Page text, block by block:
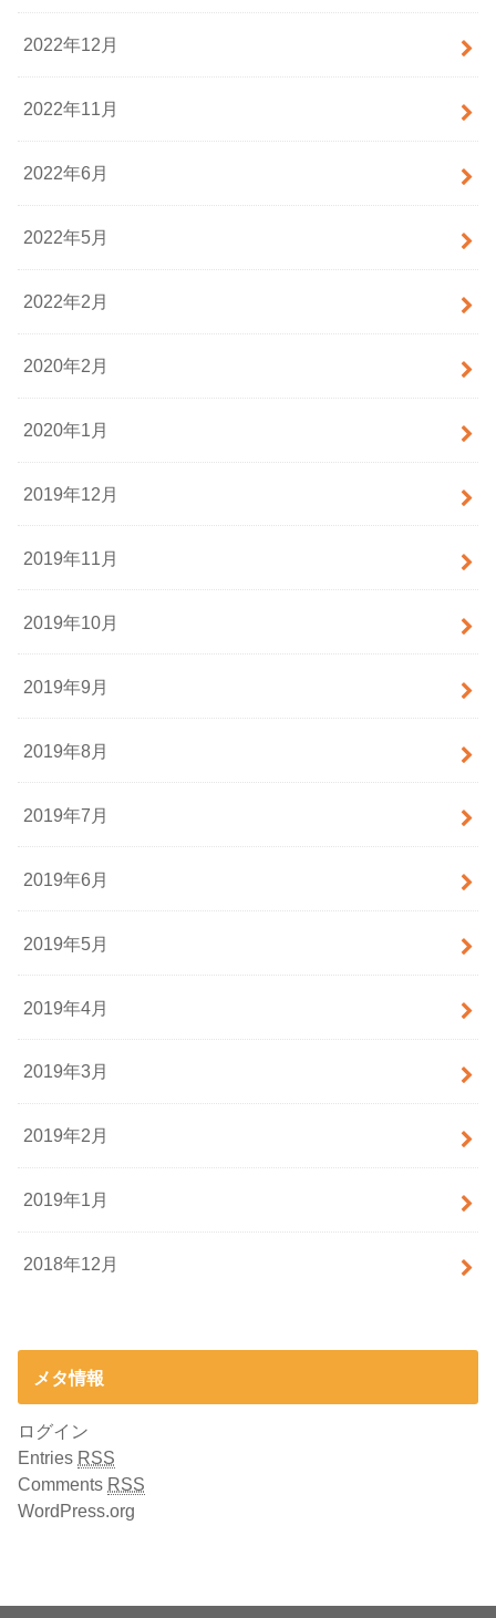
2022年12月
2022年11月
2022年6月
2022年5月
2022年2月
2020年2月
2020年1月
2019年12月
2019年11月
2019年10月
2019年9月
2019年8月
2019年7月
2019年6月
2019年5月
2019年4月
2019年3月
2019年2月
2019年1月
2018年12月
メタ情報
ログイン
Entries RSS
Comments RSS
WordPress.org